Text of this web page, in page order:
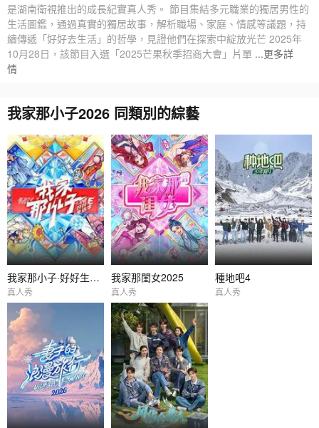
是湖南衛視推出的成長紀實真人秀。 節目集結多元職業的獨居男性的
生活圖鑑，通過真實的獨居故事，解析職場、家庭、情感等議題，持
續傳遞「好好去生活」的哲學，見證他們在探索中綻放光芒 2025年
10月28日，該節目入選「2025芒果秋季招商大會」片單 ...更多詳
情
我家那小子2026 同類別的綜藝
我家那小子·好好生活季
真人秀
我家那閨女2025
真人秀
種地吧4
真人秀